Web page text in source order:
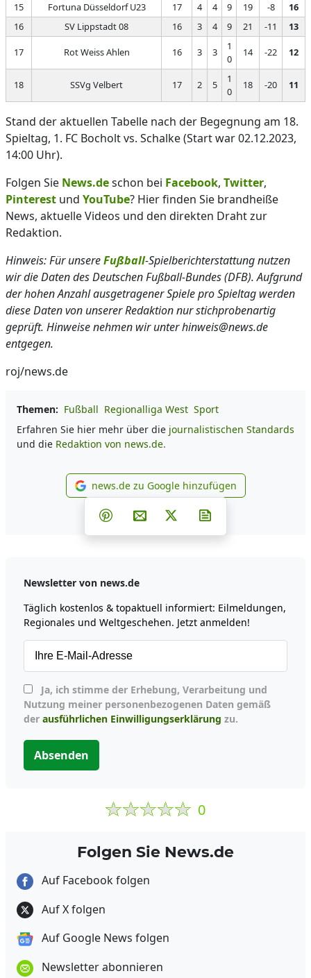
15
Fortuna Düsseldorf U23 17 4 4 9 19 -8
16
16
SV Lippstadt 08 16 3 4 9 21 -11 13
17 Rot Weiss Ahlen 16 3 3
1
0
14 -22 12
18 SSVg Velbert 17 2 5
1
0
18 -20 11
Stand der aktuellen Tabelle nach der Begegnung am 18.
Spieltag, 1. FC Bocholt vs. Schalke (Start war 02.12.2023,
14:00 Uhr).
Folgen Sie News.deschon bei Facebook, Twitter,
Pinterest und YouTube? Hier finden Sie brandheiße
News, aktuelle Videos und den direkten Draht zur
Redaktion.
Hinweis: Für unsereFußball-Spielberichterstattung nutzen
wir die Daten des Deutschen Fußball-Bundes (DFB). Aufgrund
der hohen Anzahl ausgetragener Spiele pro Spieltag werden
diese Daten von unserer Redaktion nur stichprobenartig
geprüft. Hinweise nehmen wir unter hinweis@news.de
entgegen.
roj/news.de
Themen: Fußball Regionalliga West Sport
Erfahren Sie hier mehr über die journalistischen Standards
und die Redaktion von news.de.
news.de zu Google
news.de zu Google hinzufügen
Teilen auf Facebook
Teilen auf Whatsapp
Teilen auf Telegram
Teilen auf Pinterest
Per E-Mail teilen
Post auf X
Newsletter von news.de
Täglich kostenlos & topaktuell informiert: Eilmeldungen,
Regionales und Weltgeschehen. Jetzt anmelden!
Nutzung meiner personenbezogenen Daten gemäß
der ausführlichen Einwilligungserklärung zu.
Absenden
0
Folgen Sie News.de
Auf Facebook folgen
Auf X folgen
Auf Google News folgen
Newsletter abonnieren